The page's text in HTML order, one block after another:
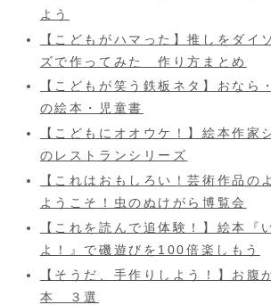
よう
【こどもがハマった】推しをダイ
ズで作ってみた 作り方まとめ
【こどもが笑う鉄板ネタ】おなら
の絵本・児童書
【こどもにオオウケ！】絵本作家
のレストランシリーズ
【これはおもしろい！芸術作品の
ようこそ！虫のぬけがら博覧会
【これを読んで追体験！】絵本『
よ！』で磯遊びを100倍楽しもう
【そうだ、手作りしよう！】お腹
本 ３選